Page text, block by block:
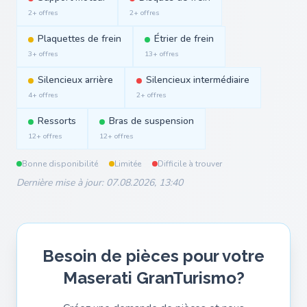
2+ offres 2+ offres
Plaquettes de frein
3+ offres
Étrier de frein
13+ offres
Silencieux arrière
4+ offres
Silencieux intermédiaire
2+ offres
Ressorts
12+ offres
Bras de suspension
12+ offres
Bonne disponibilité Limitée Difficile à trouver
Dernière mise à jour: 07.08.2026, 13:40
Besoin de pièces pour votre
Maserati GranTurismo?